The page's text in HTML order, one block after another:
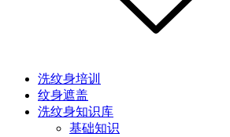
洗纹身培训
纹身遮盖
洗纹身知识库
基础知识